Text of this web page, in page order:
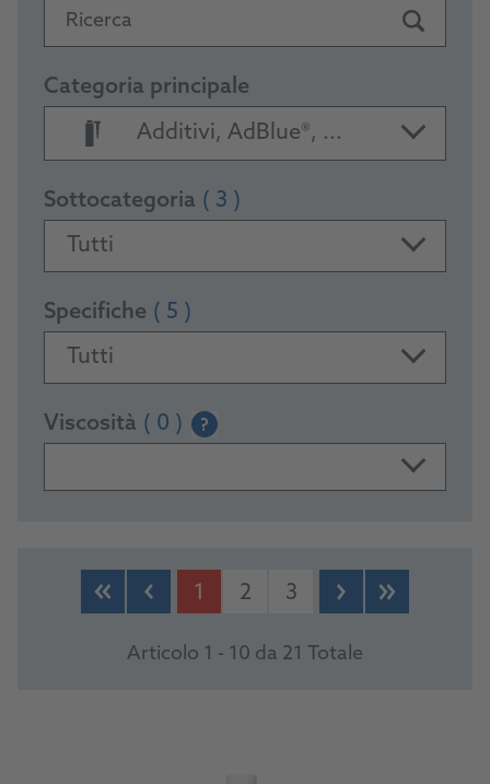
Ricerca
Categoria principale
Additivi, AdBlue®, ...
Sottocategoria ( 3 )
Tutti
Specifiche ( 5 )
Tutti
Viscosità ( 0 ) ?
PRODUCTS
1 2 3
Articolo 1 - 10 da 21 Totale